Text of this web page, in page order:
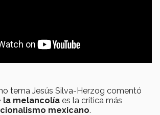
tema Jesús Silva-Herzog comentó
la melancolía es la crítica más
mexicano.